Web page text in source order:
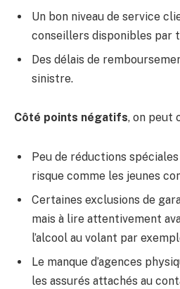
Un bon niveau de service
conseillers disponibles par
Des délais de
sinistre.
Côté points négatifs, on peut
Peu de réductions
risque comme les jeunes
Certaines exclusions de
mais à lire attentivement
l’alcool au volant par
Le manque d’agences
les assurés attachés au